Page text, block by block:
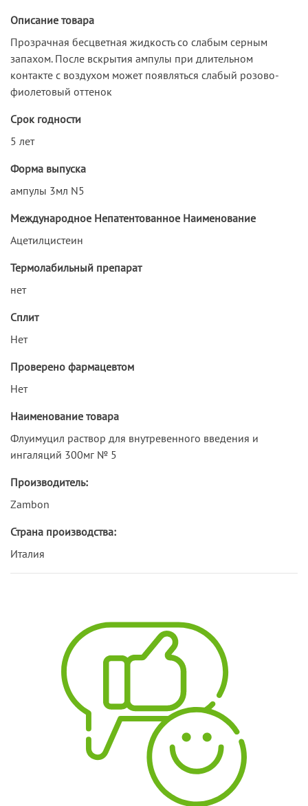
Описание товара
Прозрачная бесцветная жидкость со слабым серным
запахом. После вскрытия ампулы при длительном
контакте с воздухом может появляться слабый розово-
фиолетовый оттенок
Срок годности
5 лет
Форма выпуска
ампулы 3мл N5
Международное Непатентованное Наименование
Ацетилцистеин
Термолабильный препарат
нет
Сплит
Нет
Проверено фармацевтом
Нет
Наименование товара
Флуимуцил раствор для внутревенного введения и
ингаляций 300мг № 5
Производитель:
Zambon
Страна производства:
Италия